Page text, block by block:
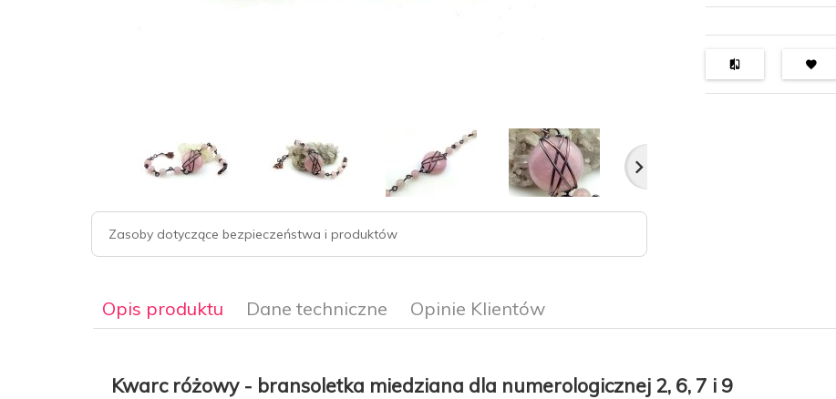
Zasoby dotyczące bezpieczeństwa i produktów
Opis produktu Dane techniczne Opinie Klientów
Kwarc różowy - bransoletka miedziana dla numerologicznej 2, 6, 7 i 9